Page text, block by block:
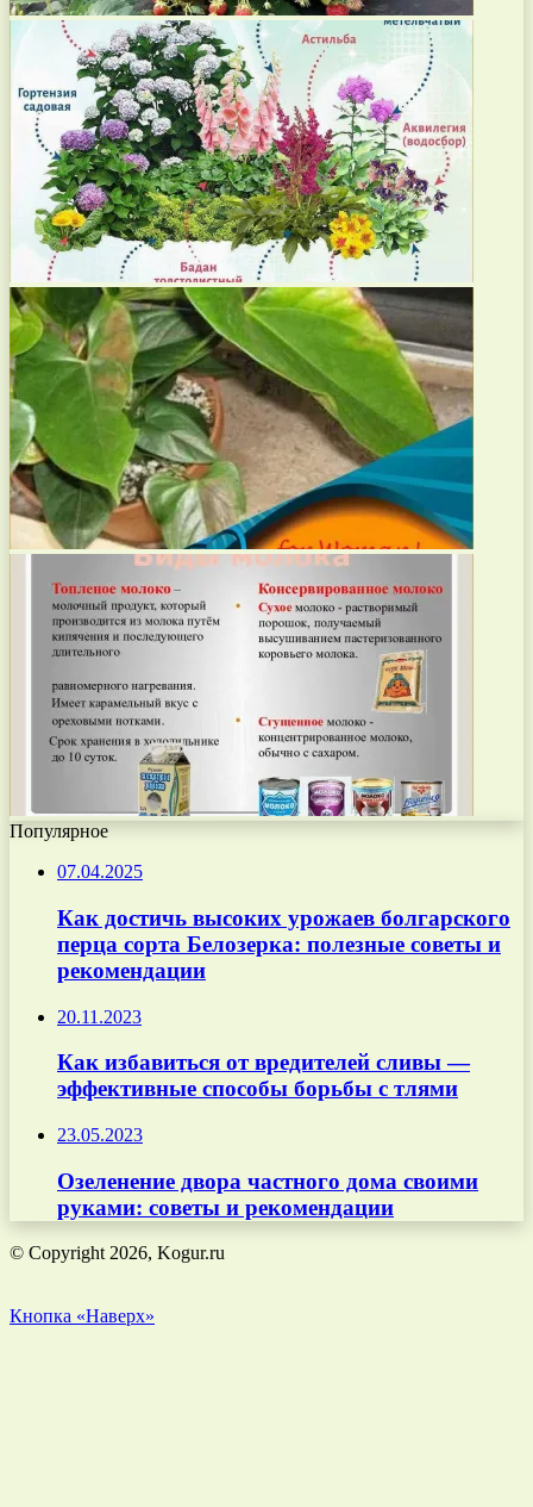
Популярное
07.04.2025
Как достичь высоких урожаев болгарского
перца сорта Белозерка: полезные советы и
рекомендации
20.11.2023
Как избавиться от вредителей сливы —
эффективные способы борьбы с тлями
23.05.2023
Озеленение двора частного дома своими
руками: советы и рекомендации
© Copyright 2026, Kogur.ru
Кнопка «Наверх»